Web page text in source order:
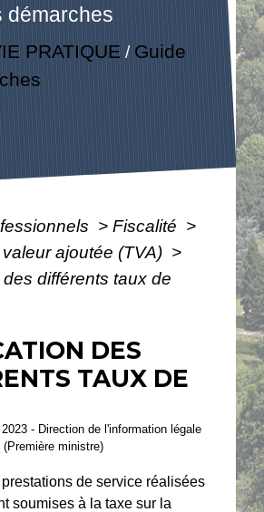
démarches
PRATIQUE / Guide
> Fiscalité >
ajoutée (TVA) >
différents taux de
DES
TAUX DE
- Direction de l'information légale
ministre)
prestations de service réalisées
soumises à la taxe sur la